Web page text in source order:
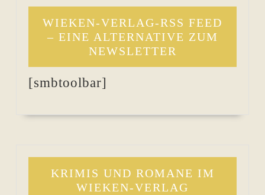
WIEKEN-VERLAG-RSS FEED
– EINE ALTERNATIVE ZUM
NEWSLETTER
[smbtoolbar]
KRIMIS UND ROMANE IM
WIEKEN-VERLAG